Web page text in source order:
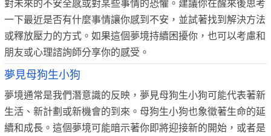
對未來的不安全感或對某些事情的恐懼。建議你在醒來後思考
一下最近是否有什麼事情讓你感到不安，並試著找到解決方法
或釋放壓力的方式。如果這個夢境持續困擾你，也可以考慮和
朋友或心理諮詢師分享你的感受。
夢見母狗生小狗
夢境通常是我們潛意識的反映，夢見母狗生小狗可能代表著新
生活、新計劃或新機會的到來。母狗生小狗也象徵著生命的延
續和成長。這個夢境可能暗示著你即將迎接新的開始，或者是